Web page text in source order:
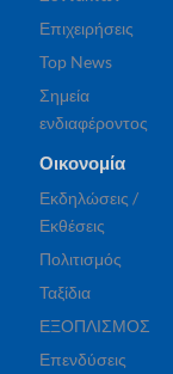
Επιχειρήσεις
Top News
Σημεία
ενδιαφέροντος
Οικονομία
Εκδηλώσεις /
Εκθέσεις
Πολιτισμός
Ταξίδια
ΕΞΟΠΛΙΣΜΟΣ
Επενδύσεις